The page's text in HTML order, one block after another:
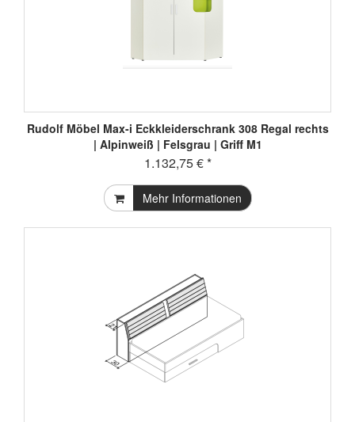
Rudolf Möbel Max-i Eckkleiderschrank 308 Regal rechts
| Alpinweiß | Felsgrau | Griff M1
1.132,75 € *
Mehr Informationen